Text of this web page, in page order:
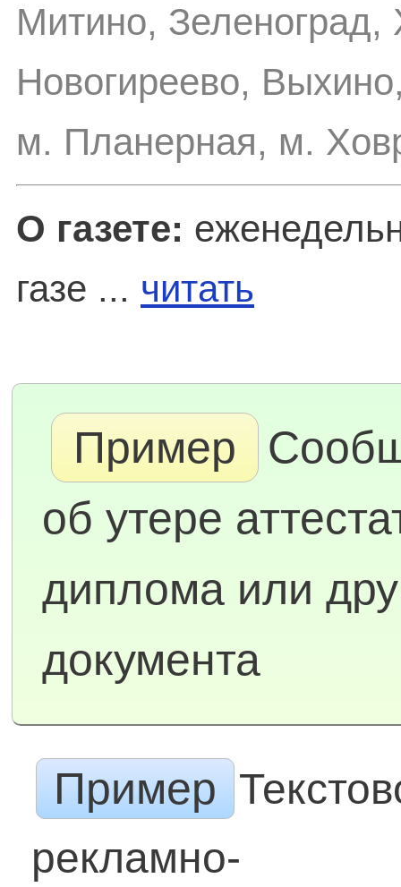
Митино,
Новогиреево,
м. Планерная, м.
О газете:
газе ... читать
Пример
об утере
диплома или
документа
Пример
рекламно-